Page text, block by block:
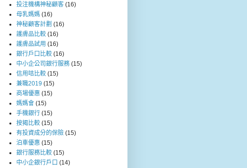
投注機構神秘顧客 (16)
母乳媽媽 (16)
神秘顧客計劃 (16)
護膚品比較 (16)
護膚品試用 (16)
銀行戶口比較 (16)
中小企公司銀行服務 (15)
信用咭比較 (15)
兼職2019 (15)
商場優惠 (15)
媽媽會 (15)
手機銀行 (15)
按揭比較 (15)
有投資成分的保險 (15)
泊車優惠 (15)
銀行服務比較 (15)
中小企銀行戶口 (14)